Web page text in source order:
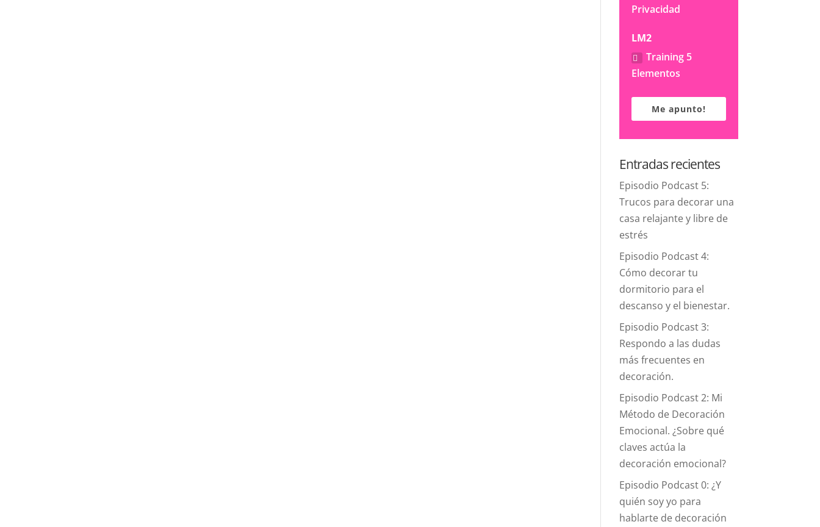
Privacidad
LM2
Training 5
Elementos
Me apunto!
Entradas recientes
Episodio Podcast 5:
Trucos para decorar una
casa relajante y libre de
estrés
Episodio Podcast 4:
Cómo decorar tu
dormitorio para el
descanso y el bienestar.
Episodio Podcast 3:
Respondo a las dudas
más frecuentes en
decoración.
Episodio Podcast 2: Mi
Método de Decoración
Emocional. ¿Sobre qué
claves actúa la
decoración emocional?
Episodio Podcast 0: ¿Y
quién soy yo para
hablarte de decoración